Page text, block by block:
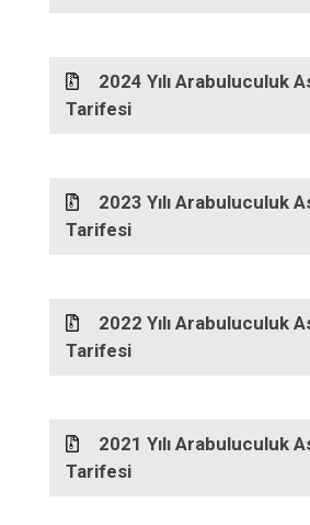
2024 Yılı Arabuluculuk
Tarifesi
2023 Yılı Arabuluculuk
Tarifesi
2022 Yılı Arabuluculuk
Tarifesi
2021 Yılı Arabuluculuk
Tarifesi